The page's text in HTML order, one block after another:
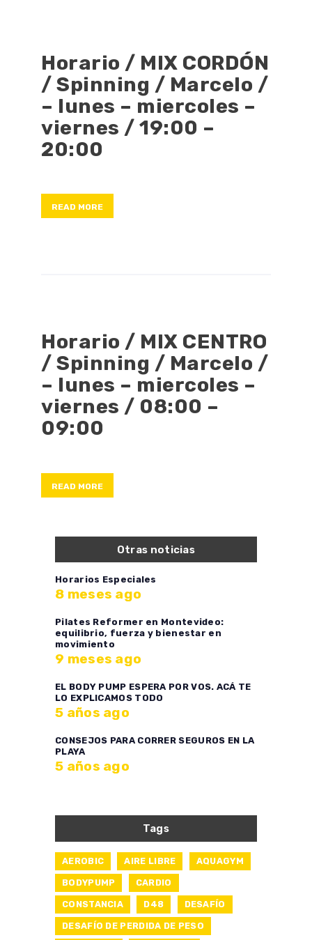
Horario / MIX CORDÓN
/ Spinning / Marcelo /
– lunes – miercoles –
viernes / 19:00 –
20:00
READ MORE
Horario / MIX CENTRO
/ Spinning / Marcelo /
– lunes – miercoles –
viernes / 08:00 –
09:00
READ MORE
Otras noticias
Horarios Especiales
8 meses ago
Pilates Reformer en Montevideo:
equilibrio, fuerza y bienestar en
movimiento
9 meses ago
EL BODY PUMP ESPERA POR VOS. ACÁ TE
LO EXPLICAMOS TODO
5 años ago
CONSEJOS PARA CORRER SEGUROS EN LA
PLAYA
5 años ago
Tags
AEROBIC AIRE LIBRE AQUAGYM
BODYPUMP CARDIO
CONSTANCIA D48 DESAFÍO
DESAFÍO DE PERDIDA DE PESO